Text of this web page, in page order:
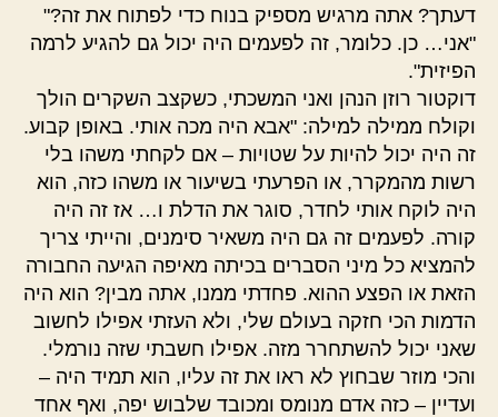
דעתך? אתה מרגיש מספיק בנוח כדי לפתוח את זה?"
"אני… כן. כלומר, זה לפעמים היה יכול גם להגיע לרמה
הפיזית".
דוקטור רוזן הנהן ואני המשכתי, כשקצב השקרים הולך
וקולח ממילה למילה: "אבא היה מכה אותי. באופן קבוע.
זה היה יכול להיות על שטויות – אם לקחתי משהו בלי
רשות מהמקרר, או הפרעתי בשיעור או משהו כזה, הוא
היה לוקח אותי לחדר, סוגר את הדלת ו… אז זה היה
קורה. לפעמים זה גם היה משאיר סימנים, והייתי צריך
להמציא כל מיני הסברים בכיתה מאיפה הגיעה החבורה
הזאת או הפצע ההוא. פחדתי ממנו, אתה מבין? הוא היה
הדמות הכי חזקה בעולם שלי, ולא העזתי אפילו לחשוב
שאני יכול להשתחרר מזה. אפילו חשבתי שזה נורמלי.
והכי מוזר שבחוץ לא ראו את זה עליו, הוא תמיד היה –
ועדיין – כזה אדם מנומס ומכובד שלבוש יפה, ואף אחד